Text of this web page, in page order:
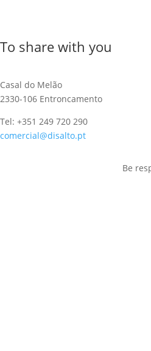
To share with you
Casal do Melão
2330-106 Entroncamento
Tel: +351 249 720 290
comercial@disalto.pt
Be